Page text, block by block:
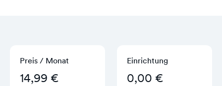
Preis / Monat
14,99 €
Einrichtung
0,00 €